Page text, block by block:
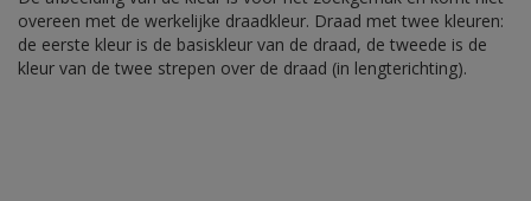
overeen met de werkelijke draadkleur. Draad met twee kleuren:
de eerste kleur is de basiskleur van de draad, de tweede is de
kleur van de twee strepen over de draad (in lengterichting).